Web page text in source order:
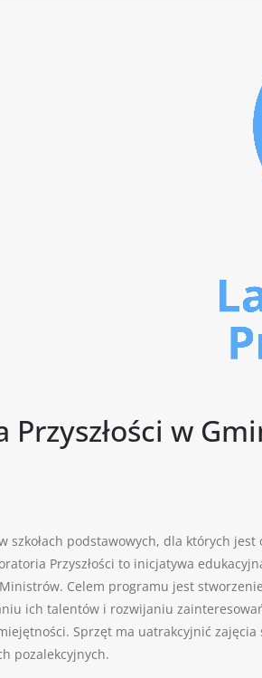
w
szkołach podstawowych, dla których
Przyszłości to inicjatywa
Celem programu jest
ich talentów i rozwijaniu
Sprzęt ma uatrakcyjnić
pozalekcyjnych.